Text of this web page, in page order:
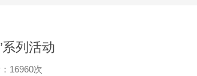
列活动
16960次